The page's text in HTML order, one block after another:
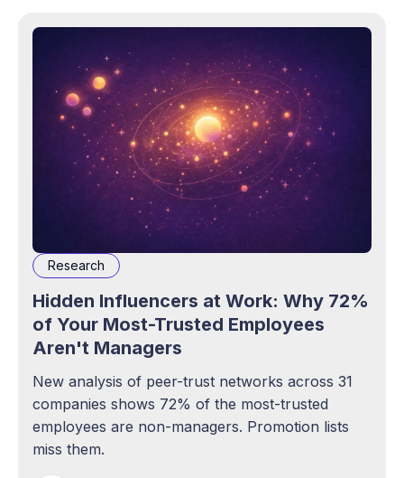
Research
Hidden Influencers at Work: Why 72%
of Your Most-Trusted Employees
Aren't Managers
New analysis of peer-trust networks across 31
companies shows 72% of the most-trusted
employees are non-managers. Promotion lists
miss them.